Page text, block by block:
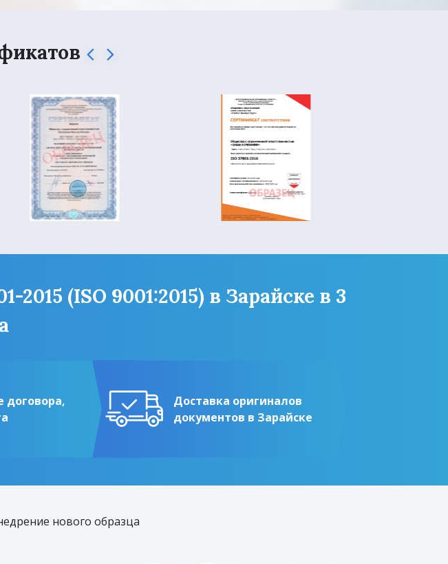
(ISO 9001:2015) в Зарайске в 3
договора,
Доставка оригиналов
документов в Зарайске
нового образца